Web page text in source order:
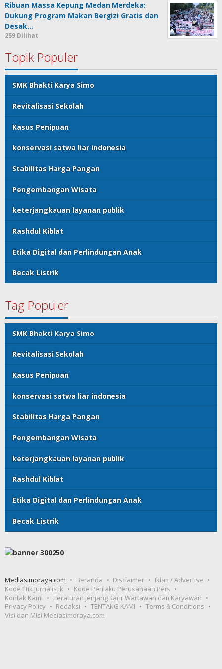
Ribuan Massa Kepung Medan Merdeka:
Dukung Program Makan Bergizi Gratis dan
Desak…
259 Dilihat
Topik Populer
SMK Bhakti Karya Simo
Revitalisasi Sekolah
Kasus Penipuan
konservasi satwa liar indonesia
Stabilitas Harga Pangan
Pengembangan Wisata
keterjangkauan layanan publik
Rashdul Kiblat
Etika Digital dan Perlindungan Anak
Becak Listrik
Tag Populer
SMK Bhakti Karya Simo
Revitalisasi Sekolah
Kasus Penipuan
konservasi satwa liar indonesia
Stabilitas Harga Pangan
Pengembangan Wisata
keterjangkauan layanan publik
Rashdul Kiblat
Etika Digital dan Perlindungan Anak
Becak Listrik
Mediasimoraya.com Beranda Disclaimer
Iklan / Advertise
Kode Etik Jurnalistik
Kode Perilaku Perusahaan Pers
Kontak Kami
Peraturan Jenjang Karir Wartawan dan Karyawan
Privacy Policy
Redaksi TENTANG KAMI
Terms & Conditions
Visi dan Misi Mediasimoraya.com